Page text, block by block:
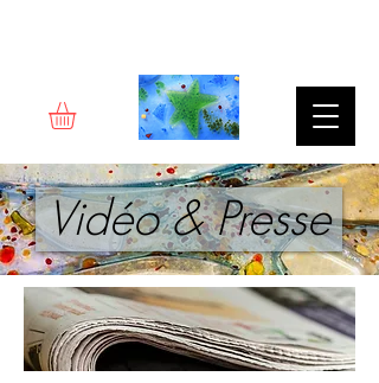
Vidéo & Presse